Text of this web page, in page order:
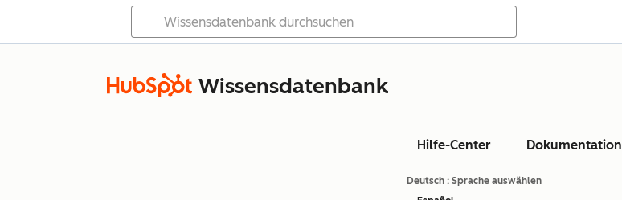
Wissensdatenbank
Hilfe-Center Dokumentation
Deutsch : Sprache auswählen